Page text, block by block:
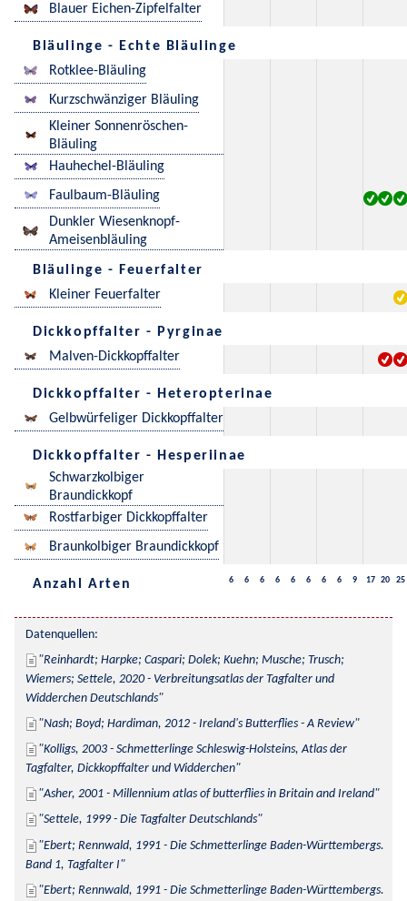
Blauer Eichen-Zipfelfalter
Bläulinge - Echte Bläulinge
Rotklee-Bläuling
Kurzschwänziger Bläuling
Kleiner Sonnenröschen-
Bläuling
Hauhechel-Bläuling
Faulbaum-Bläuling
Dunkler Wiesenknopf-
Ameisenbläuling
Bläulinge - Feuerfalter
Kleiner Feuerfalter
Dickkopffalter - Pyrginae
Malven-Dickkopffalter
Dickkopffalter - Heteropterinae
Gelbwürfeliger Dickkopffalter
Dickkopffalter - Hesperiinae
Schwarzkolbiger
Braundickkopf
Rostfarbiger Dickkopffalter
Braunkolbiger Braundickkopf
Anzahl Arten 6 6 6 6 6 6 6 6 9 17 20 25
Datenquellen:
Reinhardt; Harpke; Caspari; Dolek; Kuehn; Musche; Trusch;
Wiemers; Settele, 2020 - Verbreitungsatlas der Tagfalter und
Widderchen Deutschlands
Nash; Boyd; Hardiman, 2012 - Ireland's Butterflies - A Review
Kolligs, 2003 - Schmetterlinge Schleswig-Holsteins, Atlas der
Tagfalter, Dickkopffalter und Widderchen
Asher, 2001 - Millennium atlas of butterflies in Britain and Ireland
Settele, 1999 - Die Tagfalter Deutschlands
Ebert; Rennwald, 1991 - Die Schmetterlinge Baden-Württembergs.
Band 1, Tagfalter I
Ebert; Rennwald, 1991 - Die Schmetterlinge Baden-Württembergs.